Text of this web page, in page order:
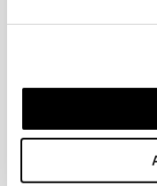
TEKNISKE